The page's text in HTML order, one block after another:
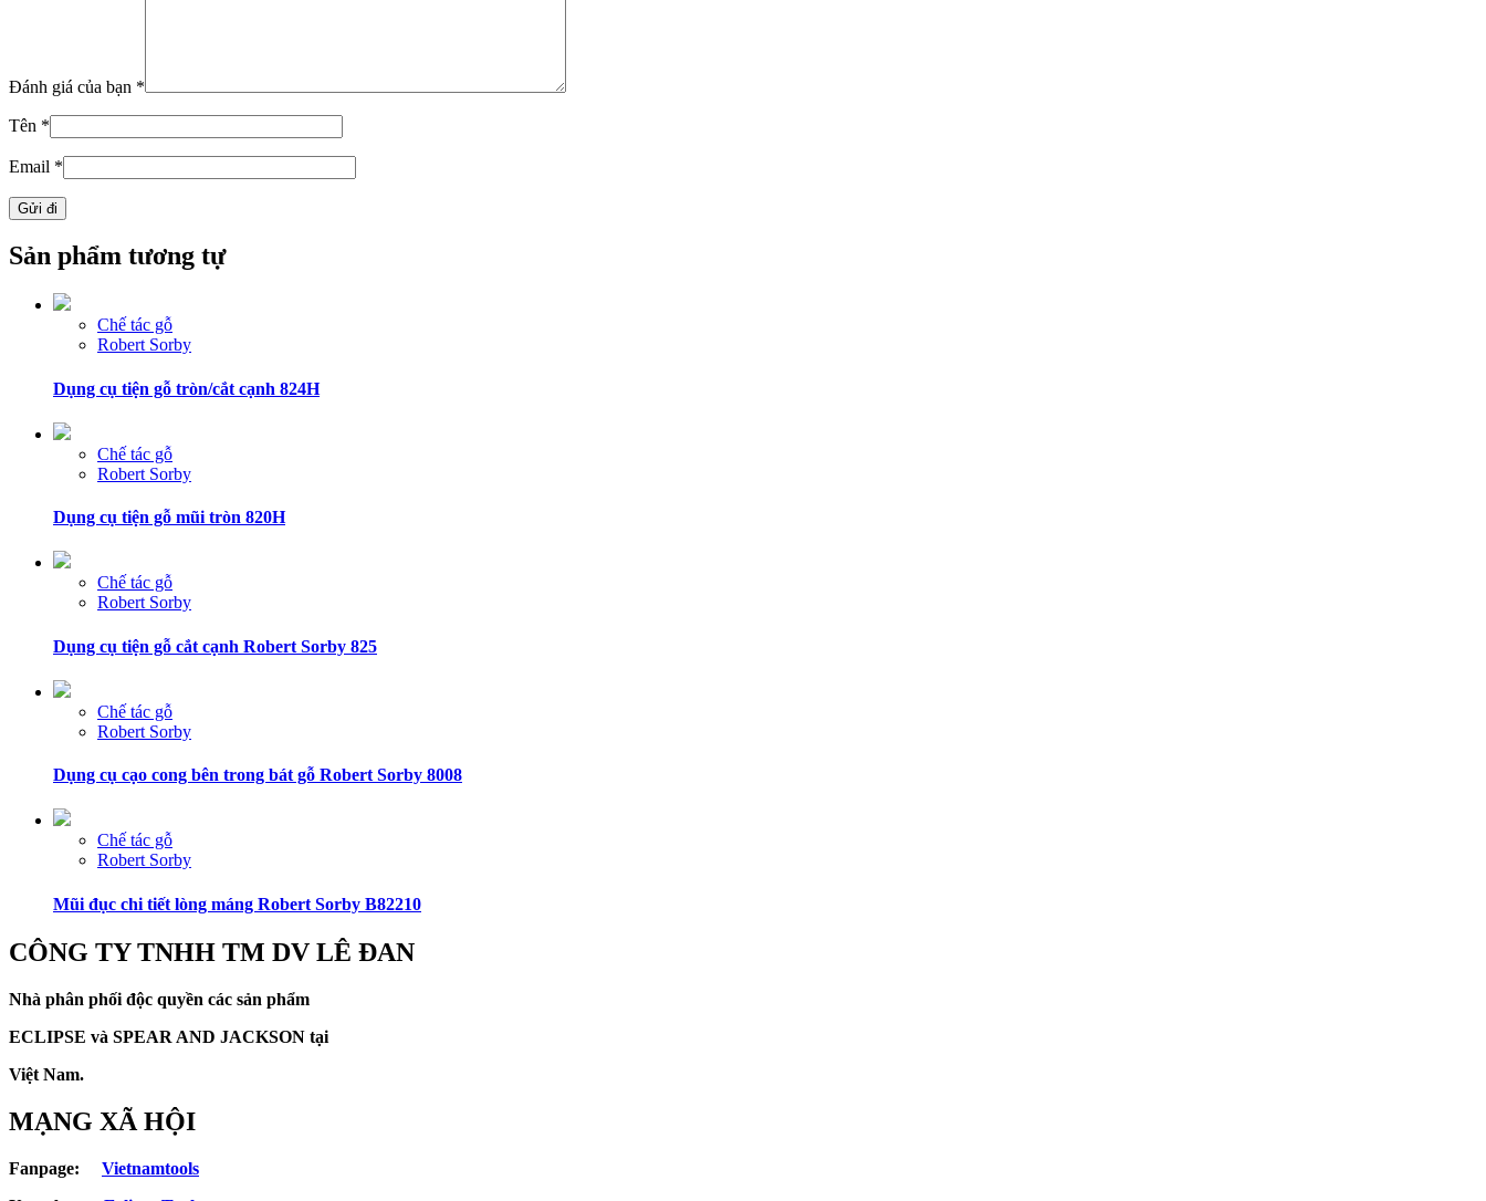
Đánh giá của bạn *
Tên *
Email *
Sản phẩm tương tự
Chế tác gỗ
Robert Sorby
Dụng cụ tiện gỗ tròn/cắt cạnh 824H
Chế tác gỗ
Robert Sorby
Dụng cụ tiện gỗ mũi tròn 820H
Chế tác gỗ
Robert Sorby
Dụng cụ tiện gỗ cắt cạnh Robert Sorby 825
Chế tác gỗ
Robert Sorby
Dụng cụ cạo cong bên trong bát gỗ Robert Sorby 8008
Chế tác gỗ
Robert Sorby
Mũi đục chi tiết lòng máng Robert Sorby B82210
CÔNG TY TNHH TM DV LÊ ĐAN
Nhà phân phối độc quyền các sản phẩm
ECLIPSE và SPEAR AND JACKSON tại
Việt Nam.
MẠNG XÃ HỘI
Fanpage: Vietnamtools